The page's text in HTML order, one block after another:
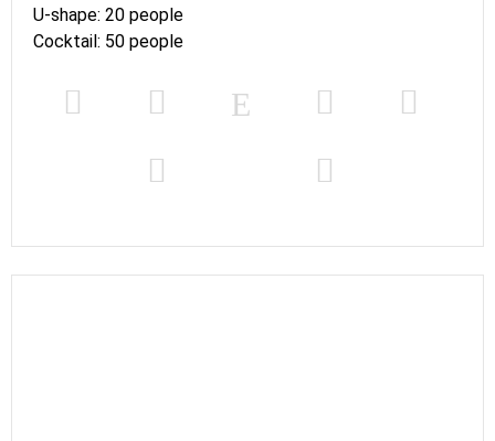
U-shape: 20 people
Cocktail: 50 people